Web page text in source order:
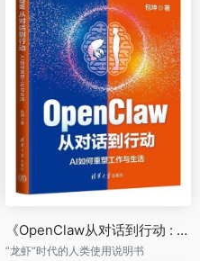
《OpenClaw从对话到行动 : AI如何重塑工作与生活》
”龙虾“时代的人类使用说明书